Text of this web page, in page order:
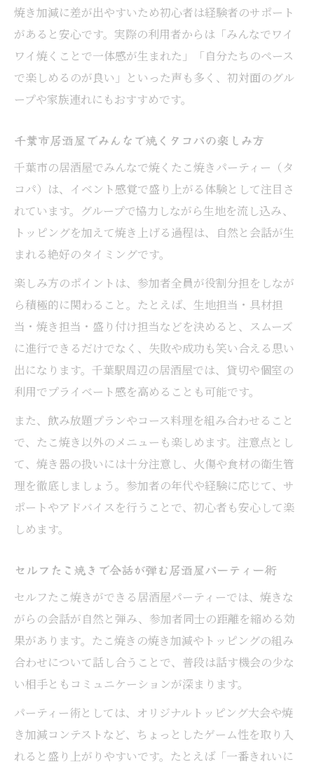
焼き加減に差が出やすいため初心者は経験者のサポート
があると安心です。実際の利用者からは「みんなでワイ
ワイ焼くことで一体感が生まれた」「自分たちのペース
で楽しめるのが良い」といった声も多く、初対面のグル
ープや家族連れにもおすすめです。
千葉市居酒屋でみんなで焼くタコパの楽しみ方
千葉市の居酒屋でみんなで焼くたこ焼きパーティー（タ
コパ）は、イベント感覚で盛り上がる体験として注目さ
れています。グループで協力しながら生地を流し込み、
トッピングを加えて焼き上げる過程は、自然と会話が生
まれる絶好のタイミングです。
楽しみ方のポイントは、参加者全員が役割分担をしなが
ら積極的に関わること。たとえば、生地担当・具材担
当・焼き担当・盛り付け担当などを決めると、スムーズ
に進行できるだけでなく、失敗や成功も笑い合える思い
出になります。千葉駅周辺の居酒屋では、貸切や個室の
利用でプライベート感を高めることも可能です。
また、飲み放題プランやコース料理を組み合わせること
で、たこ焼き以外のメニューも楽しめます。注意点とし
て、焼き器の扱いには十分注意し、火傷や食材の衛生管
理を徹底しましょう。参加者の年代や経験に応じて、サ
ポートやアドバイスを行うことで、初心者も安心して楽
しめます。
セルフたこ焼きで会話が弾む居酒屋パーティー術
セルフたこ焼きができる居酒屋パーティーでは、焼きな
がらの会話が自然と弾み、参加者同士の距離を縮める効
果があります。たこ焼きの焼き加減やトッピングの組み
合わせについて話し合うことで、普段は話す機会の少な
い相手ともコミュニケーションが深まります。
パーティー術としては、オリジナルトッピング大会や焼
き加減コンテストなど、ちょっとしたゲーム性を取り入
れると盛り上がりやすいです。たとえば「一番きれいに